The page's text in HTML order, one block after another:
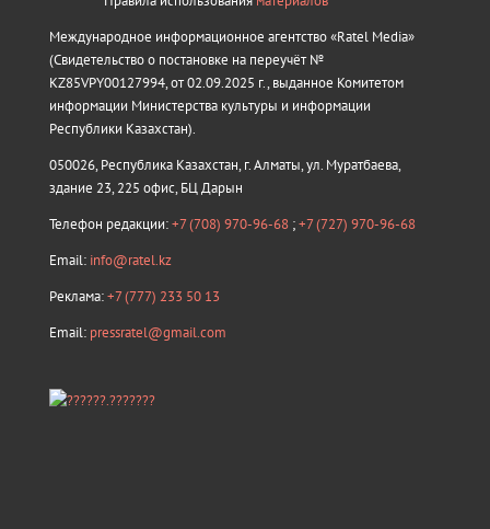
Международное информационное агентство «Ratel Media»
(Свидетельство о постановке на переучёт №
KZ85VPY00127994, от 02.09.2025 г., выданное Комитетом
информации Министерства культуры и информации
Республики Казахстан).
050026, Республика Казахстан, г. Алматы, ул. Муратбаева,
здание 23, 225 офис, БЦ Дарын
Телефон редакции:+7 (708) 970-96-68 ;+7 (727) 970-96-68
Email: info@ratel.kz
Реклама:+7 (777) 233 50 13
Email: pressratel@gmail.com